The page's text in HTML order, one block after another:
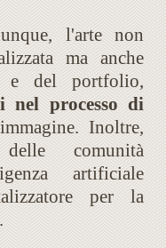
l'arte non
ma anche
e del portfolio,
nel processo di
Inoltre,
delle comunità
artificiale
per la